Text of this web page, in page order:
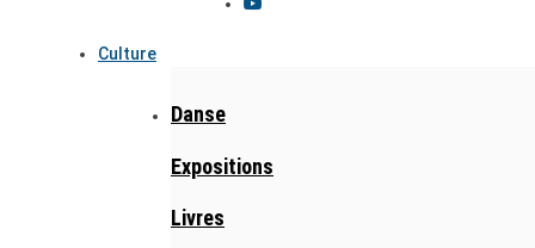
Culture
Danse
Expositions
Livres